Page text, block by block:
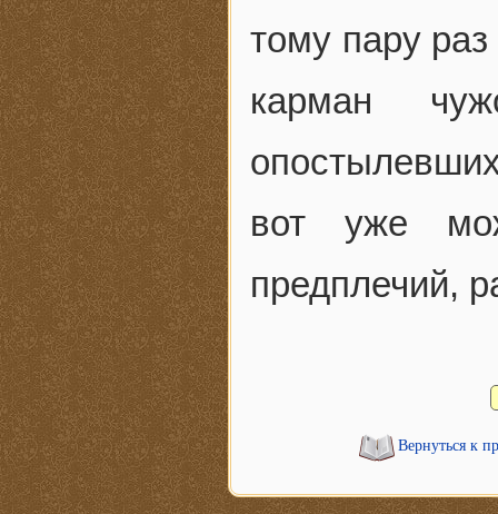
тому пару
карман
вот уже
предплечий,
Вернуться к